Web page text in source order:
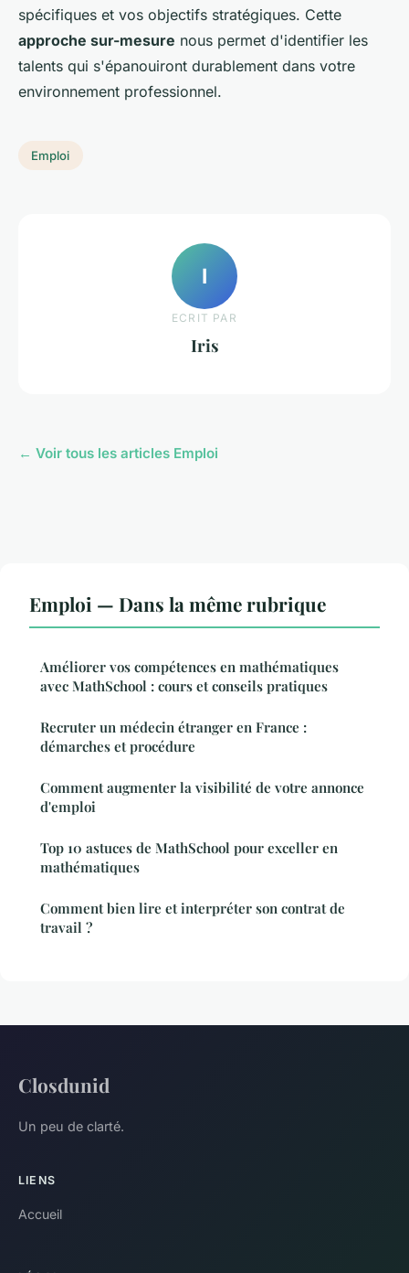
spécifiques et vos objectifs stratégiques. Cette
approche sur-mesure nous permet d'identifier les
talents qui s'épanouiront durablement dans votre
environnement professionnel.
Emploi
I
ECRIT PAR
Iris
← Voir tous les articles Emploi
Emploi — Dans la même rubrique
Améliorer vos compétences en mathématiques
avec MathSchool : cours et conseils pratiques
Recruter un médecin étranger en France :
démarches et procédure
Comment augmenter la visibilité de votre annonce
d'emploi
Top 10 astuces de MathSchool pour exceller en
mathématiques
Comment bien lire et interpréter son contrat de
travail ?
Closdunid
Un peu de clarté.
LIENS
Accueil